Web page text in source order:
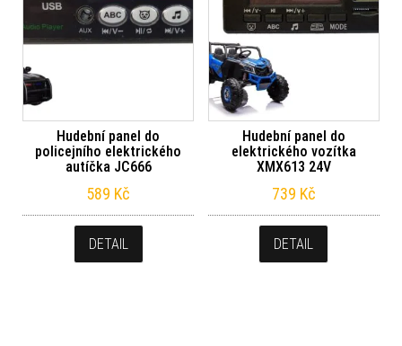
Hudební panel do
policejního elektrického
autíčka JC666
589 Kč
DETAIL
Hudební panel do
elektrického vozítka
XMX613 24V
739 Kč
DETAIL